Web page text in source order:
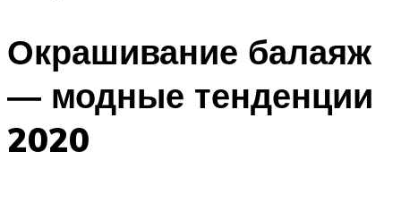
Окрашивание балаяж
― модные тенденции
2020